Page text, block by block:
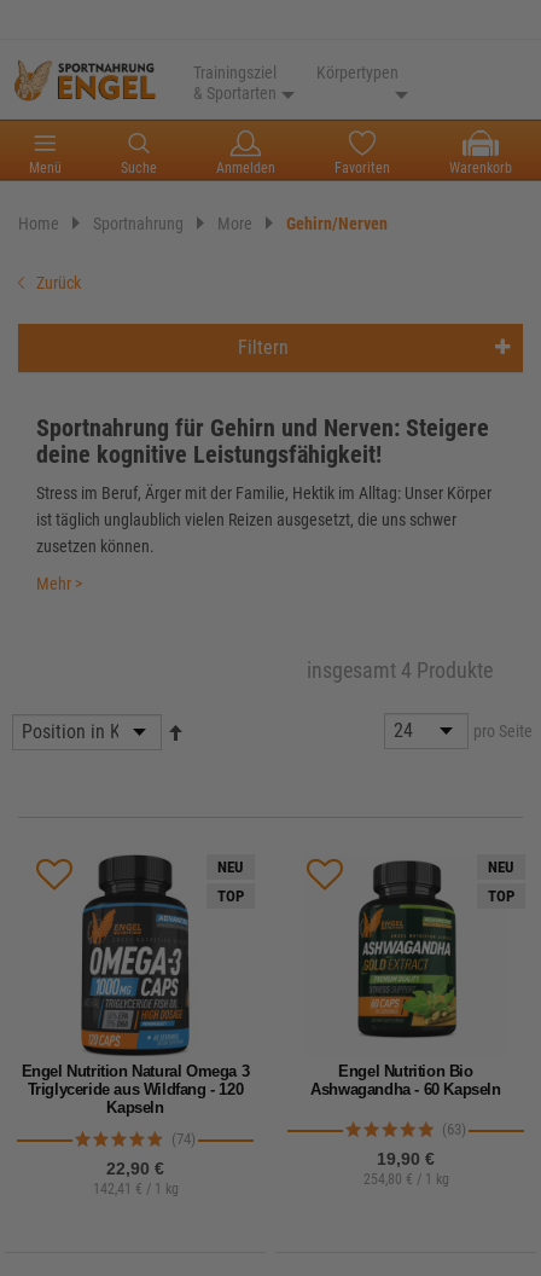
Trainingsziel
& Sportarten
Körpertypen
Menü Suche Anmelden Favoriten Warenkorb
Home Sportnahrung More Gehirn/Nerven
Zurück
Filtern
Sportnahrung für Gehirn und Nerven: Steigere
deine kognitive Leistungsfähigkeit!
Stress im Beruf, Ärger mit der Familie, Hektik im Alltag: Unser Körper
ist täglich unglaublich vielen Reizen ausgesetzt, die uns schwer
zusetzen können.
Mehr >
insgesamt 4 Produkte
pro Seite
NEU
TOP
Engel Nutrition Natural Omega 3
Triglyceride aus Wildfang - 120
Kapseln
(74)
22,90 €
142,41 € / 1 kg
NEU
TOP
Engel Nutrition Bio
Ashwagandha - 60 Kapseln
(63)
19,90 €
254,80 € / 1 kg